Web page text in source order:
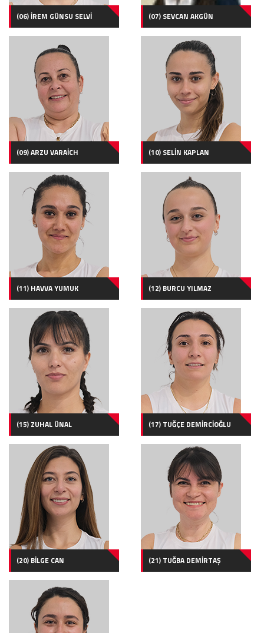
(06) İREM GÜNSU SELVİ (07) SEVCAN AKGÜN
(09) ARZU VARAİCH (10) SELİN KAPLAN
(11) HAVVA YUMUK (12) BURCU YILMAZ
(15) ZUHAL ÜNAL (17) TUĞÇE DEMİRCİOĞLU
(20) BİLGE CAN (21) TUĞBA DEMİRTAŞ